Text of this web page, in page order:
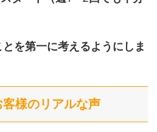
を第一に考えるようにしま
様のリアルな声